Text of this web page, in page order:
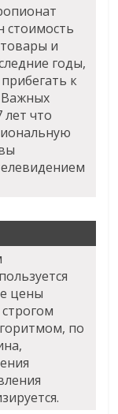
стоимость
и
годы,
к
что
цены
по